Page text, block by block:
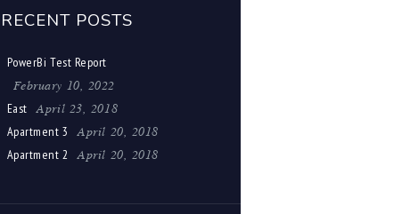
RECENT POSTS
PowerBi Test Report
February 10, 2022
East April 23, 2018
Apartment 3 April 20, 2018
Apartment 2 April 20, 2018